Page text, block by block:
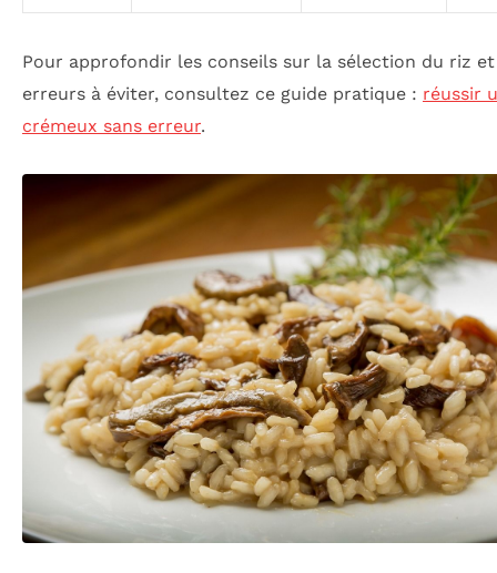
Pour approfondir les conseils sur la sélection du riz
erreurs à éviter, consultez ce guide pratique : réussir
crémeux sans erreur.